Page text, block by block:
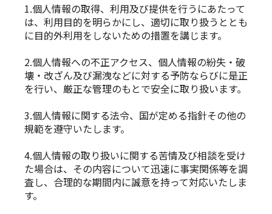
1.個人情報の取得、利用及び提供を行うにあたって
は、利用目的を明らかにし、適切に取り扱うととも
に目的外利用をしないための措置を講じます。
2.個人情報への不正アクセス、個人情報の紛失・破
壊・改ざん及び漏洩などに対する予防ならびに是正
を行い、厳正な管理のもとで安全に取り扱います。
3.個人情報に関する法令、国が定める指針その他の
規範を遵守いたします。
4.個人情報の取り扱いに関する苦情及び相談を受け
た場合は、その内容について迅速に事実関係等を調
査し、合理的な期間内に誠意を持って対応いたしま
す。